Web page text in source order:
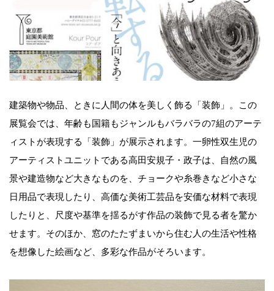
建築物や物品、ときに人間の体を美しく飾る「装飾」。この
展覧会では、年齢も国籍もジャンルもバラバラの7組のアーテ
ィストが表現する「装飾」が展示されます。一卵性双生児の
アーティストユニットである高田安規子・政子は、自然の風
景や建造物など大きなものを、チョークや糸巻きなど小さな
日用品で表現したり、高価な美術工芸品を安価な材料で表現
したりと、尺度や基準を揺るがす作品の装飾で見る者を驚か
せます。そのほか、窓のたたずまいから住む人の生活や性格
を想像した絵画など、多彩な作品がそろいます。